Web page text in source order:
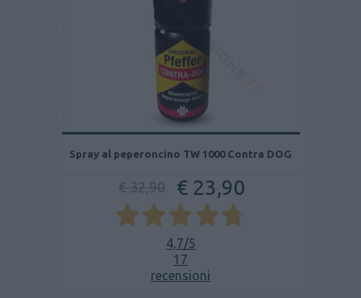
Spray al peperoncino TW 1000 Contra DOG
€ 32,90 € 23,90
4,7/5
17
recensioni